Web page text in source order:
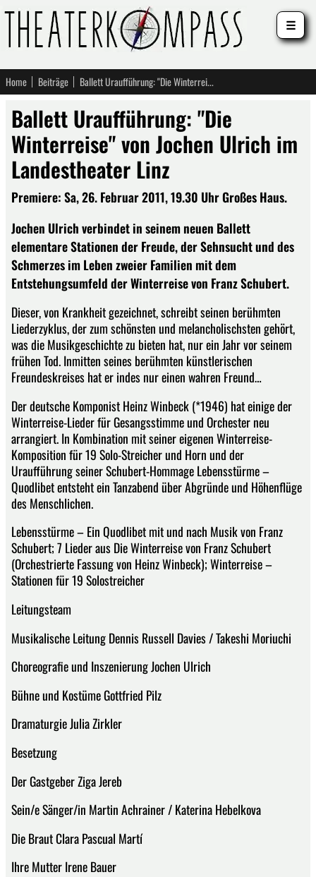
Home Beiträge Ballett Uraufführung: "Die Winterreise" von Jochen Ulrich im Landestheater Linz
Ballett Uraufführung: "Die
Winterreise" von Jochen Ulrich im
Landestheater Linz
Premiere: Sa, 26. Februar 2011, 19.30 Uhr Großes Haus.
Jochen Ulrich verbindet in seinem neuen Ballett
elementare Stationen der Freude, der Sehnsucht und des
Schmerzes im Leben zweier Familien mit dem
Entstehungsumfeld der Winterreise von Franz Schubert.
Dieser, von Krankheit gezeichnet, schreibt seinen berühmten
Liederzyklus, der zum schönsten und melancholischsten gehört,
was die Musikgeschichte zu bieten hat, nur ein Jahr vor seinem
frühen Tod. Inmitten seines berühmten künstlerischen
Freundeskreises hat er indes nur einen wahren Freund…
Der deutsche Komponist Heinz Winbeck (*1946) hat einige der
Winterreise-Lieder für Gesangsstimme und Orchester neu
arrangiert. In Kombination mit seiner eigenen Winterreise-
Komposition für 19 Solo-Streicher und Horn und der
Uraufführung seiner Schubert-Hommage Lebensstürme –
Quodlibet entsteht ein Tanzabend über Abgründe und Höhenflüge
des Menschlichen.
Lebensstürme – Ein Quodlibet mit und nach Musik von Franz
Schubert; 7 Lieder aus Die Winterreise von Franz Schubert
(Orchestrierte Fassung von Heinz Winbeck); Winterreise –
Stationen für 19 Solostreicher
Leitungsteam
Musikalische Leitung Dennis Russell Davies / Takeshi Moriuchi
Choreografie und Inszenierung Jochen Ulrich
Bühne und Kostüme Gottfried Pilz
Dramaturgie Julia Zirkler
Besetzung
Der Gastgeber Ziga Jereb
Sein/e Sänger/in Martin Achrainer / Katerina Hebelkova
Die Braut Clara Pascual Martí
Ihre Mutter Irene Bauer
☰